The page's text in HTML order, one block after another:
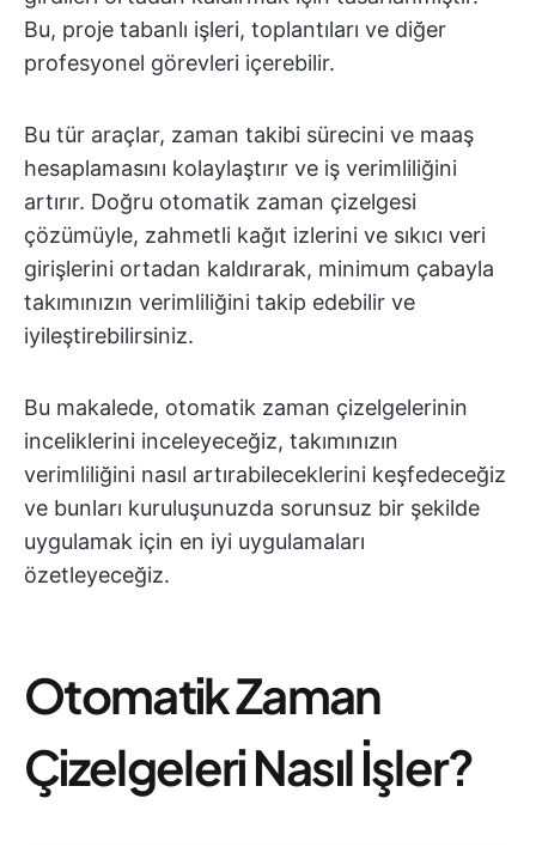
Bu, proje tabanlı işleri, toplantıları ve diğer
profesyonel görevleri içerebilir.
Bu tür araçlar, zaman takibi sürecini ve maaş
hesaplamasını kolaylaştırır ve iş verimliliğini
artırır. Doğru otomatik zaman çizelgesi
çözümüyle, zahmetli kağıt izlerini ve sıkıcı veri
girişlerini ortadan kaldırarak, minimum çabayla
takımınızın verimliliğini takip edebilir ve
iyileştirebilirsiniz.
Bu makalede, otomatik zaman çizelgelerinin
inceliklerini inceleyeceğiz, takımınızın
verimliliğini nasıl artırabileceklerini keşfedeceğiz
ve bunları kuruluşunuzda sorunsuz bir şekilde
uygulamak için en iyi uygulamaları
özetleyeceğiz.
Otomatik Zaman
Çizelgeleri Nasıl İşler?